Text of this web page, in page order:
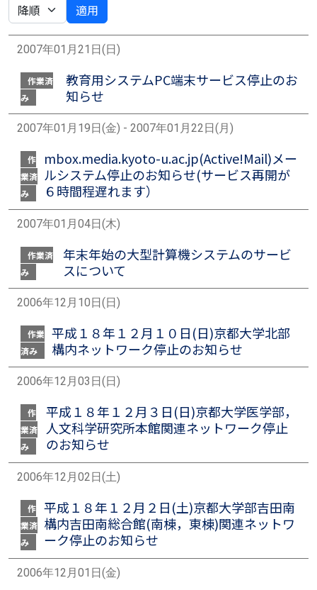
適用
2007年01月21日(日)
作業済
み
教育用システムPC端末サービス停止のお
知らせ
2007年01月19日(金) - 2007年01月22日(月)
作
業済
み
mbox.media.kyoto-u.ac.jp(Active!Mail)メー
ルシステム停止のお知らせ(サービス再開が
６時間程遅れます）
2007年01月04日(木)
作業済
み
年末年始の大型計算機システムのサービ
スについて
2006年12月10日(日)
作業
済み
平成１８年１２月１０日(日)京都大学北部
構内ネットワーク停止のお知らせ
2006年12月03日(日)
作
業済
み
平成１８年１２月３日(日)京都大学医学部，
人文科学研究所本館関連ネットワーク停止
のお知らせ
2006年12月02日(土)
作
業済
み
平成１８年１２月２日(土)京都大学部吉田南
構内吉田南総合館(南棟，東棟)関連ネットワ
ーク停止のお知らせ
2006年12月01日(金)